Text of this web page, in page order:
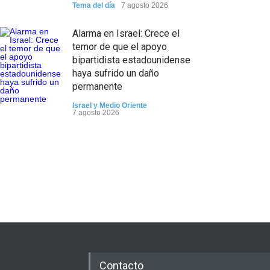
Tema del día 7 agosto 2026
Alarma en Israel: Crece el
temor de que el apoyo
bipartidista estadounidense
haya sufrido un daño
permanente
Israel y Medio Oriente
7 agosto 2026
Contacto